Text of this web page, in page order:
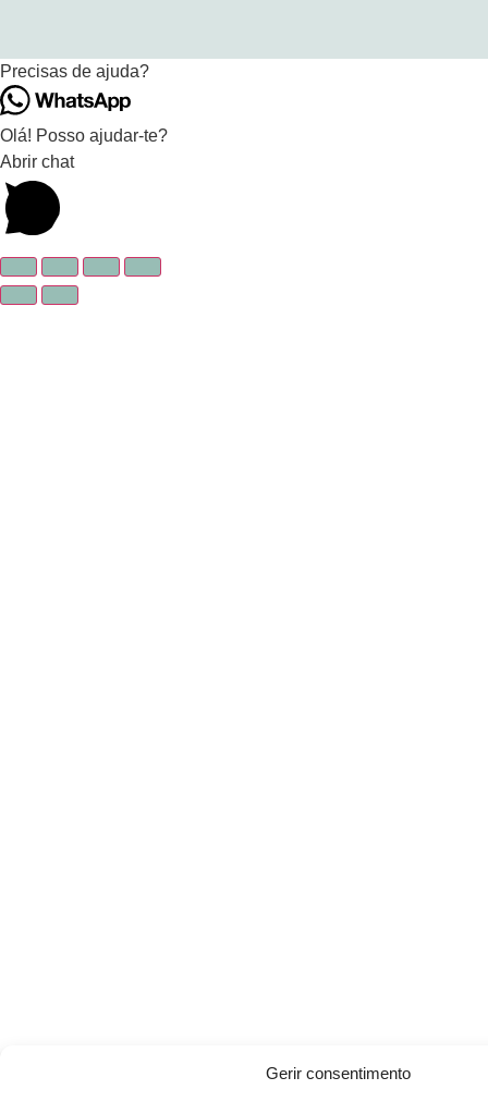
Gerir consentimento
Precisas de ajuda?
Olá! Posso ajudar-te?
Abrir chat